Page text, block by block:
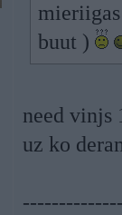
buut )
need
uz ko